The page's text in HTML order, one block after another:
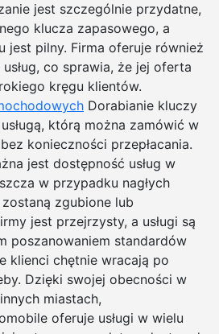
jest szczególnie przydatne,
klucza zapasowego, a
jest pilny. Firma oferuje również
co sprawia, że jej oferta
kręgu klientów.
Dorabianie kluczy
którą można zamówić w
konieczności przepłacania.
jest dostępność usług w
w przypadku nagłych
zgubione lub
jest przejrzysty, a usługi są
poszanowaniem standardów
klienci chętnie wracają po
Dzięki swojej obecności w
miastach,
oferuje usługi w wielu